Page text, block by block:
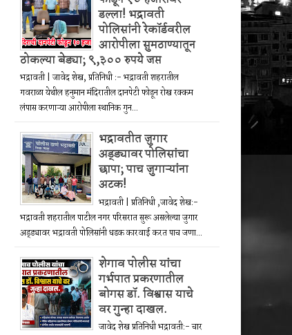
डल्ला! भद्रावती
पोलिसांनी रेकॉर्डवरील
आरोपीला सुमठाण्यातून
ठोकल्या बेड्या; ९,३०० रुपये जप्त
भद्रावती | जावेद शेख, प्रतिनिधी :- भद्रावती शहरातील
गवराळा येथील हनुमान मंदिरातील दानपेटी फोडून रोख रक्कम
लंपास करणाऱ्या आरोपीला स्थानिक गुन...
भद्रावतीत जुगार
अड्ड्यावर पोलिसांचा
छापा; पाच जुगाऱ्यांना
अटक!
भद्रावती | प्रतिनिधी ,जावेद शेख:-
भद्रावती शहरातील पाटील नगर परिसरात सुरू असलेल्या जुगार
अड्ड्यावर भद्रावती पोलिसांनी धडक कारवाई करत पाच जणा...
शेगाव पोलीस यांचा
गर्भपात प्रकरणातील
बोगस डॉ. विश्वास याचे
वर गुन्हा दाखल.
जावेद शेख प्रतिनिधी भद्रावती:- चार